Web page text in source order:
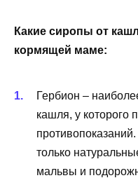
Какие сиропы от
кормящей маме:
Гербион –
кашля, у которого
только
мальвы и